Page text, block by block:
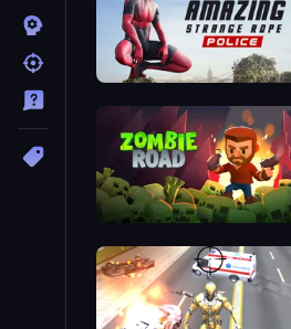
Amazing Strange Rope Police
Zombie Road